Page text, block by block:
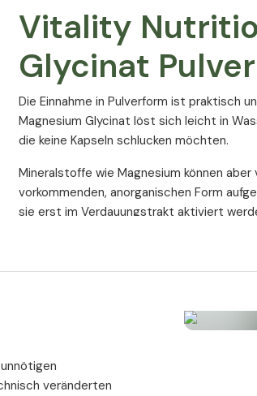
Vitality
Glycinat Pulver
Die Einnahme in Pulverform ist praktisch
Magnesium Glycinat löst sich leicht in
die keine Kapseln schlucken möchten.
Mineralstoffe wie Magnesium können
vorkommenden, anorganischen Form
sie erst im Verdauungstrakt aktiviert
Die sogenannte Chelatbildung steigert
Mineralstoffen wird die Chelatbildung
(Malat) oder Citraten. Diese umschließen
durch die Darmwand in den Körper.
veränderten